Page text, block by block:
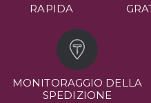
RAPIDA
MONITORAGGIO DELLA
SPEDIZIONE